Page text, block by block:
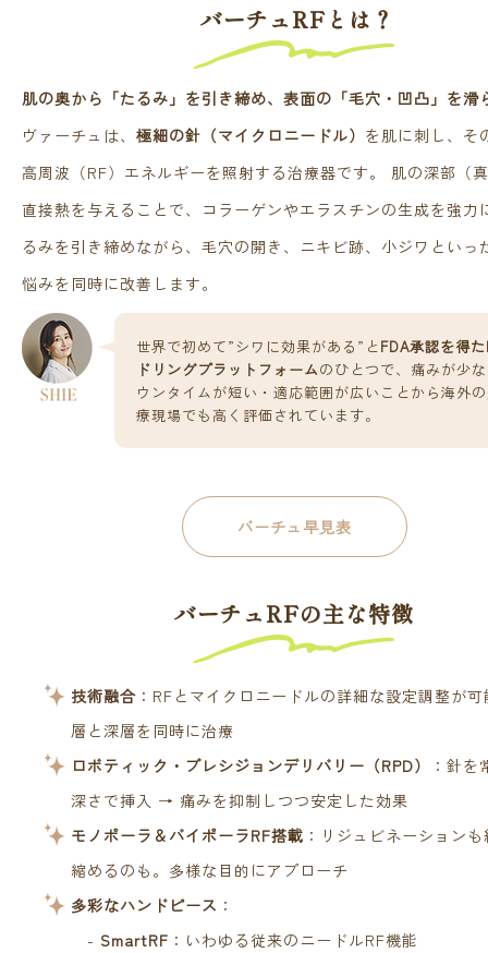
バーチュRFとは？
肌の奥から「たるみ」を引き締め、表面の「毛穴・凹凸」を滑
ヴァーチュは、 極細の針（マイクロニードル） を肌に刺し、そ
高周波（RF）エネルギーを照射する治療器です。 肌の深部（
直接熱を与えることで、コラーゲンやエラスチンの生成を強力
るみを引き締めながら、毛穴の開き、ニキビ跡、小ジワといっ
悩みを同時に改善します。
世界で初めて”シワに効果がある”とFDA承認を得
ドリングプラットフォームのひとつで、痛みが少
ウンタイムが短い・適応範囲が広いことから海外
療現場でも高く評価されています。
バーチュ早見表
バーチュRFの主な特徴
技術融合 ：RFとマイクロニードルの詳細な設定調整が
層と深層を同時に治療
ロボティック・プレシジョンデリバリー（RPD）
：針を
深さで挿入 → 痛みを抑制しつつ安定した効果
モノポーラ＆バイポーラRF搭載 ：リジュビネーション
縮めるのも。多様な目的にアプローチ
多彩なハンドピース ：
- SmartRF ：いわゆる従来のニードルRF機能